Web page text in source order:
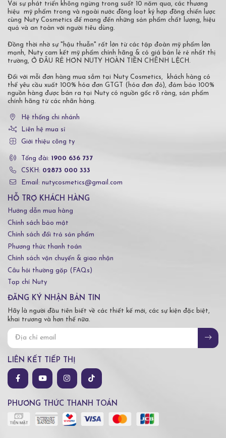
Với sự phát triển không ngừng trong suốt 10 năm qua, các thương
hiệu mỹ phẩm trong và ngoài nước đồng loạt ký hợp đồng chiến lược
cùng Nuty Cosmetics để mang đến những sản phẩm chất lượng, hiệu
quả và an toàn với người tiêu dùng.
Đồng thời nhờ sự "hậu thuẫn" rất lớn từ các tập đoàn mỹ phẩm lớn
mạnh, Nuty cam kết mỹ phẩm chính hãng & có giá bán lẻ rẻ nhất thị
trường, Ở ĐÂU RẺ HƠN NUTY HOÀN TIỀN CHÊNH LỆCH.
Đối với mỗi đơn hàng mua sắm tại Nuty Cosmetics, khách hàng có
thể yêu cầu xuất 100% hóa đơn GTGT (hóa đơn đỏ), đảm bảo 100%
nguồn hàng được bán ra tại Nuty có nguồn gốc rõ ràng, sản phẩm
chính hãng từ các nhãn hàng.
Hệ thống chi nhánh
Liên hệ mua sỉ
Giới thiệu công ty
Tổng đài: 1900 636 737
CSKH: 02873 000 333
Email: nutycosmetics@gmail.com
HỖ TRỢ KHÁCH HÀNG
Hướng dẫn mua hàng
Chính sách bảo mật
Chính sách đổi trả sản phẩm
Phương thức thanh toán
Chính sách vận chuyển & giao nhận
Câu hỏi thường gặp (FAQs)
Tạp chí Nuty
ĐĂNG KÝ NHẬN BẢN TIN
Hãy là người đầu tiên biết về các thiết kế mới, các sự kiện đặc biệt,
khai trương và hơn thế nữa.
LIÊN KẾT TIẾP THỊ
PHƯƠNG THỨC THANH TOÁN